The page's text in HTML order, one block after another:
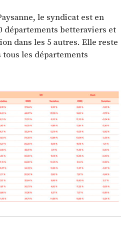
le syndicat est en
départements betteraviers et
dans les 5 autres. Elle reste
les départements